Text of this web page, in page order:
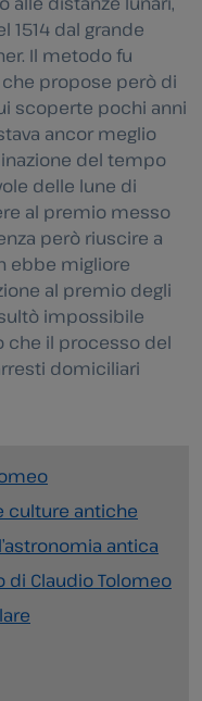
1514 dal grande
Il metodo fu
che propose però di
scoperte pochi anni
ancor meglio
del tempo
delle lune di
al premio messo
però riuscire a
ebbe migliore
al premio degli
impossibile
che il processo del
domiciliari
culture antiche
antica
di Claudio Tolomeo